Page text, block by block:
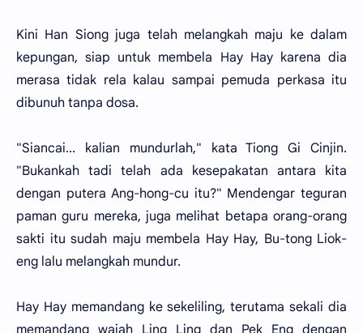
Kini Han Siong juga telah melangkah maju ke dalam
kepungan, siap untuk membela Hay Hay karena dia
merasa tidak rela kalau sampai pemuda perkasa itu
dibunuh tanpa dosa.
"Siancai... kalian mundurlah," kata Tiong Gi Cinjin.
"Bukankah tadi telah ada kesepakatan antara kita
dengan putera Ang-hong-cu itu?" Mendengar teguran
paman guru mereka, juga melihat betapa orang-orang
sakti itu sudah maju membela Hay Hay, Bu-tong Liok-
eng lalu melangkah mundur.
Hay Hay memandang ke sekeliling, terutama sekali dia
memandang wajah Ling Ling dan Pek Eng dengan